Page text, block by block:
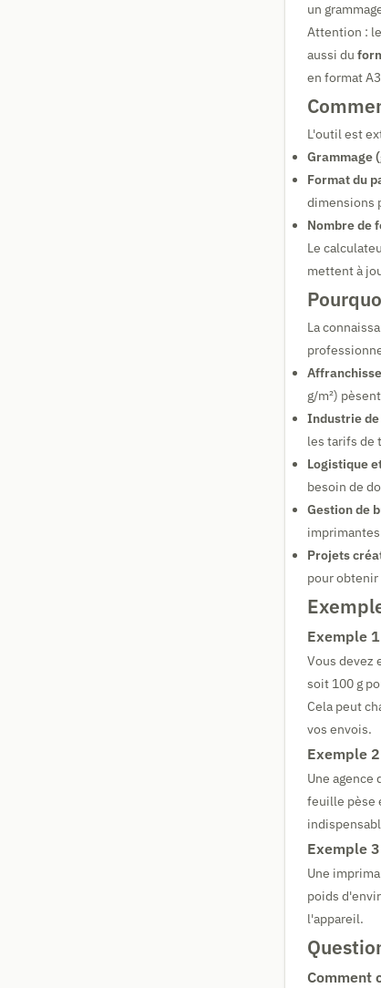
un
Attention :
aussi du
en format
L'outil est
Grammage
Format du
dimensions
Nombre de
Le
mettent à
La
g/m²)
Industrie
les tarifs de
Logistique
besoin de
Gestion de
Projets
pour
Exemple
Vous devez
soit 100 g
Cela peut
vos envois.
Exemple
Une agence
feuille pèse
Exemple
Une
poids
l'appareil.
Comment